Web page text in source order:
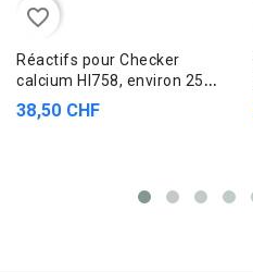
favorite_border
Réactifs pour Checker
calcium HI758, environ 25
tests
38,50 CHF